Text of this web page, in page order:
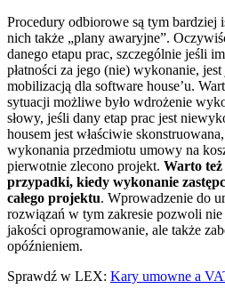
Procedury odbiorowe są tym bardziej
nich także „plany awaryjne”.
danego etapu prac, szczególnie jeśli
płatności za jego (nie) wykonanie,
mobilizacją dla software house’u.
sytuacji możliwe było wdrożenie
słowy, jeśli dany etap prac jest
housem jest właściwie
wykonania przedmiotu umowy na
pierwotnie zlecono projekt. Warto
przypadki, kiedy wykonanie
całego projektu. Wprowadzenie do
rozwiązań w tym zakresie pozwoli
jakości oprogramowanie, ale także
opóźnieniem.
Sprawdź w LEX: Kary umowne a